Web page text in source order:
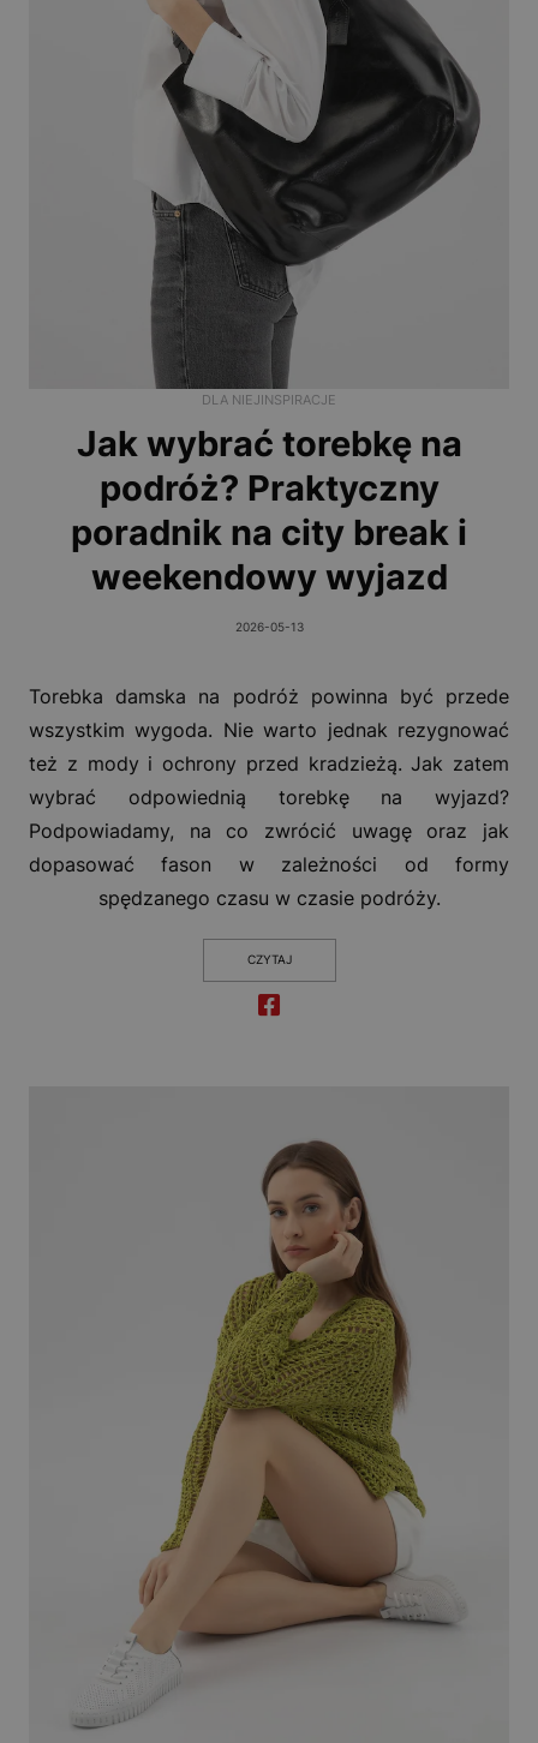
DLA NIEJINSPIRACJE
Jak wybrać torebkę na
podróż? Praktyczny
poradnik na city break i
weekendowy wyjazd
2026-05-13
Torebka damska na podróż powinna być przede
wszystkim wygoda. Nie warto jednak rezygnować
też z mody i ochrony przed kradzieżą. Jak zatem
wybrać odpowiednią torebkę na wyjazd?
Podpowiadamy, na co zwrócić uwagę oraz jak
dopasować fason w zależności od formy
spędzanego czasu w czasie podróży.
CZYTAJ